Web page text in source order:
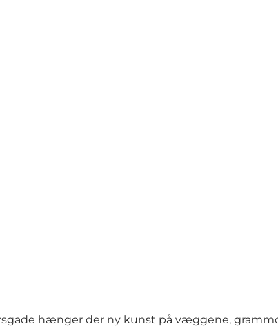
hænger der ny kunst på væggene,